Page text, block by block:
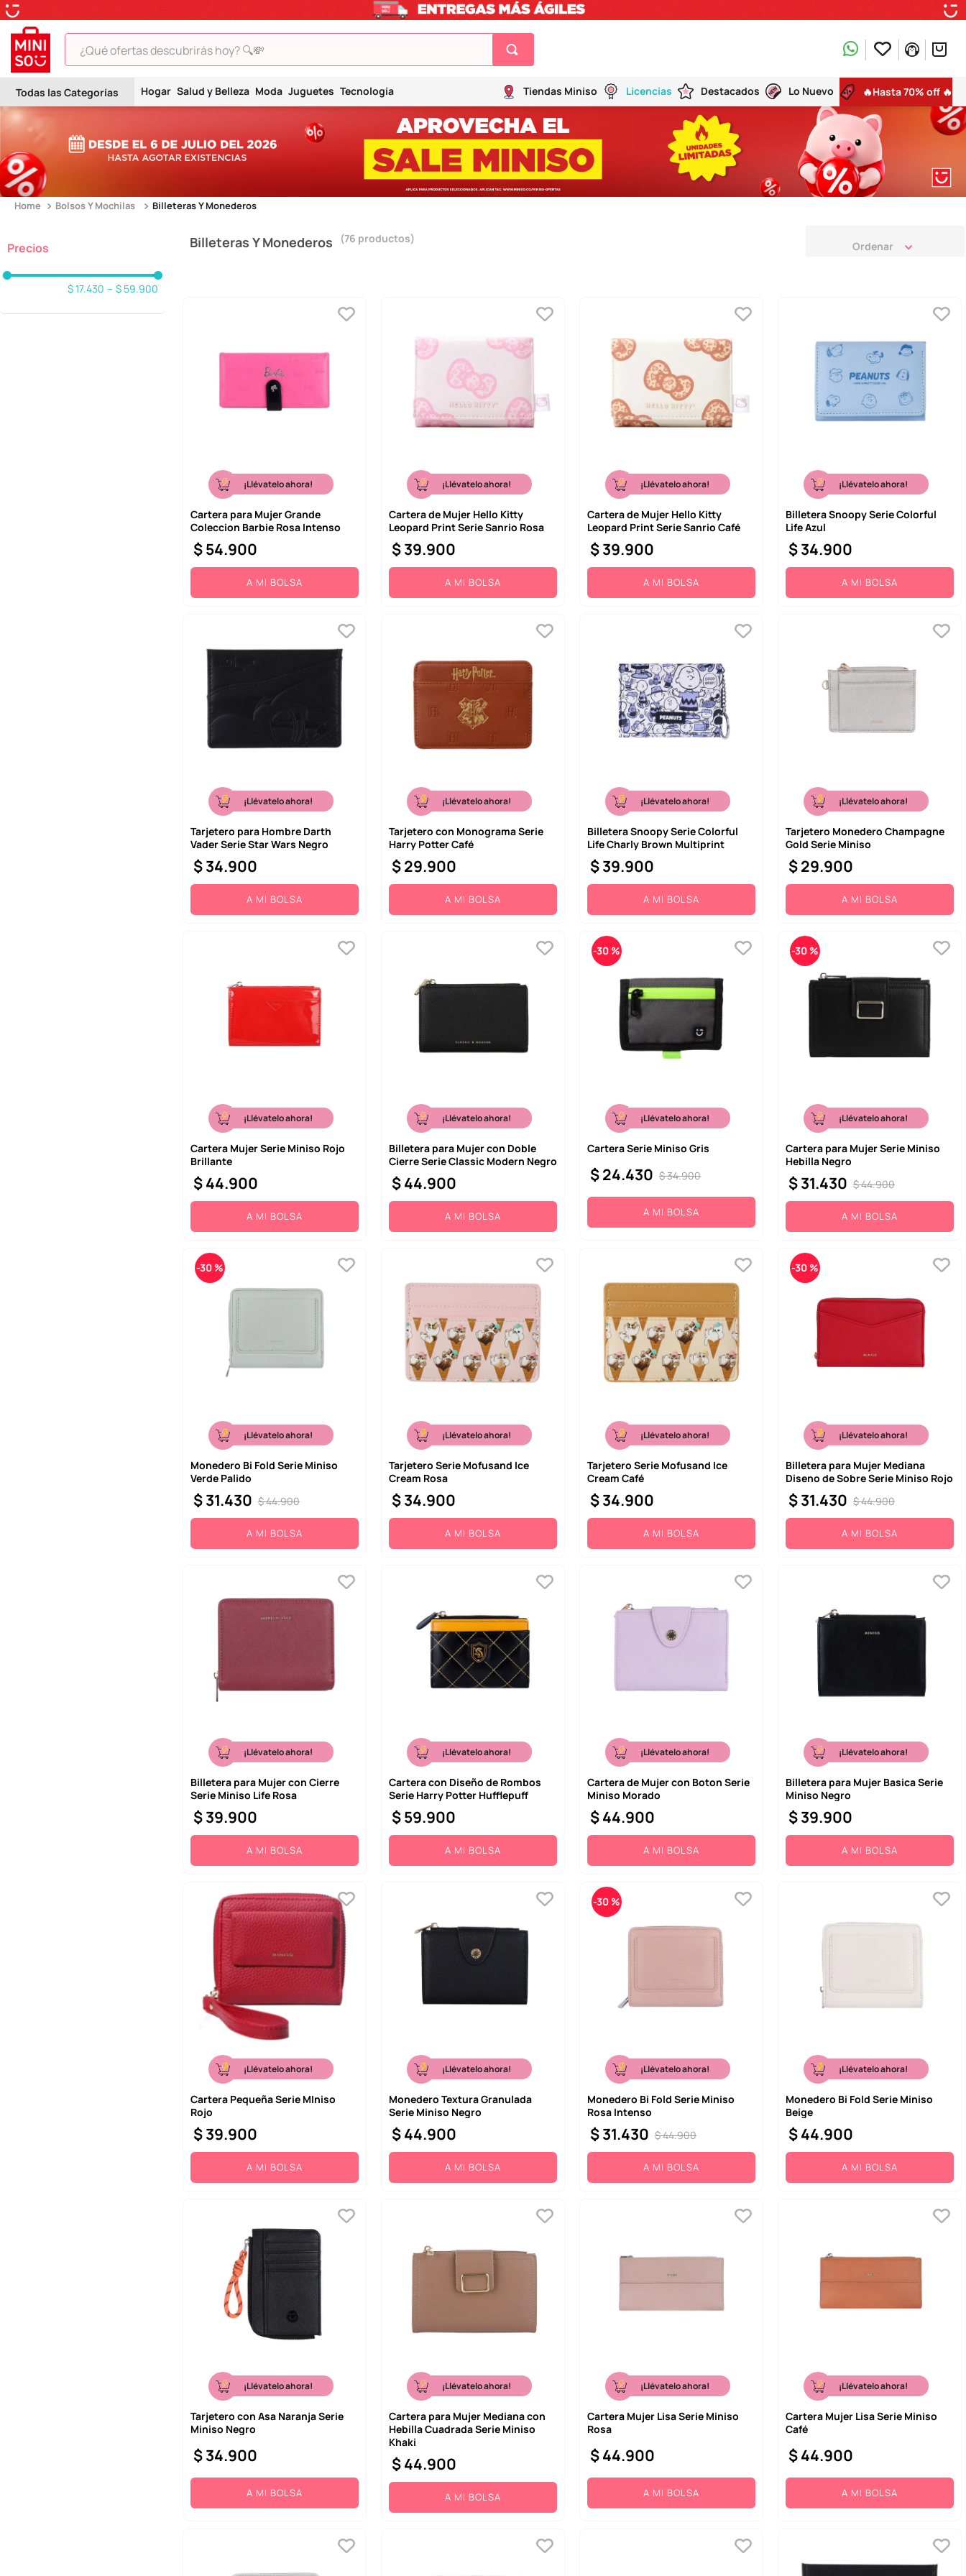
¿Qué ofertas descubrirás hoy? 🔍💸
Hogar Salud y Belleza Moda Juguetes Tecnología Tiendas Miniso Licencias Destacados Lo Nuevo 🔥Hasta 70% off 🔥
Bolsos Y Mochilas Billeteras Y Monederos
$ 17.430 – $ 59.900
Billeteras Y Monederos 76 productos
¡Llévatelo ahora!
Cartera para Mujer Grande
Coleccion Barbie Rosa Intenso
$54.900
A MI BOLSA
¡Llévatelo ahora!
Cartera de Mujer Hello Kitty
Leopard Print Serie Sanrio Rosa
$39.900
A MI BOLSA
¡Llévatelo ahora!
Cartera de Mujer Hello Kitty
Leopard Print Serie Sanrio Café
$39.900
A MI BOLSA
¡Llévatelo ahora!
Billetera Snoopy Serie Colorful
Life Azul
$34.900
A MI BOLSA
¡Llévatelo ahora!
Tarjetero para Hombre Darth
Vader Serie Star Wars Negro
$34.900
A MI BOLSA
¡Llévatelo ahora!
Tarjetero con Monograma Serie
Harry Potter Café
$29.900
A MI BOLSA
¡Llévatelo ahora!
Billetera Snoopy Serie Colorful
Life Charly Brown Multiprint
$39.900
A MI BOLSA
¡Llévatelo ahora!
Tarjetero Monedero Champagne
Gold Serie Miniso
$29.900
A MI BOLSA
¡Llévatelo ahora!
Cartera Mujer Serie Miniso Rojo
Brillante
$44.900
A MI BOLSA
¡Llévatelo ahora!
Billetera para Mujer con Doble
Cierre Serie Classic Modern Negro
$44.900
A MI BOLSA
-30 %
¡Llévatelo ahora!
Cartera Serie Miniso Gris
$34.900
$24.430
A MI BOLSA
-30 %
¡Llévatelo ahora!
Cartera para Mujer Serie Miniso
Hebilla Negro
$44.900
$31.430
A MI BOLSA
-30 %
¡Llévatelo ahora!
Monedero Bi Fold Serie Miniso
Verde Palido
$44.900
$31.430
A MI BOLSA
¡Llévatelo ahora!
Tarjetero Serie Mofusand Ice
Cream Rosa
$34.900
A MI BOLSA
¡Llévatelo ahora!
Tarjetero Serie Mofusand Ice
Cream Café
$34.900
A MI BOLSA
-30 %
¡Llévatelo ahora!
Billetera para Mujer Mediana
Diseno de Sobre Serie Miniso Rojo
$44.900
$31.430
A MI BOLSA
¡Llévatelo ahora!
Billetera para Mujer con Cierre
Serie Miniso Life Rosa
$39.900
A MI BOLSA
¡Llévatelo ahora!
Cartera con Diseño de Rombos
Serie Harry Potter Hufflepuff
$59.900
A MI BOLSA
¡Llévatelo ahora!
Cartera de Mujer con Boton Serie
Miniso Morado
$44.900
A MI BOLSA
¡Llévatelo ahora!
Billetera para Mujer Basica Serie
Miniso Negro
$39.900
A MI BOLSA
¡Llévatelo ahora!
Cartera Pequeña Serie MIniso
Rojo
$39.900
A MI BOLSA
¡Llévatelo ahora!
Monedero Textura Granulada
Serie Miniso Negro
$44.900
A MI BOLSA
-30 %
¡Llévatelo ahora!
Monedero Bi Fold Serie Miniso
Rosa Intenso
$44.900
$31.430
A MI BOLSA
¡Llévatelo ahora!
Monedero Bi Fold Serie Miniso
Beige
$44.900
A MI BOLSA
¡Llévatelo ahora!
Tarjetero con Asa Naranja Serie
Miniso Negro
$34.900
A MI BOLSA
¡Llévatelo ahora!
Cartera para Mujer Mediana con
Hebilla Cuadrada Serie Miniso
Khaki
$44.900
A MI BOLSA
¡Llévatelo ahora!
Cartera Mujer Lisa Serie Miniso
Rosa
$44.900
A MI BOLSA
¡Llévatelo ahora!
Cartera Mujer Lisa Serie Miniso
Café
$44.900
A MI BOLSA
TÉRMINOS MÁS BUSCADOS
1.
peluche
3.
snoopy
5.
termo
8.
termos